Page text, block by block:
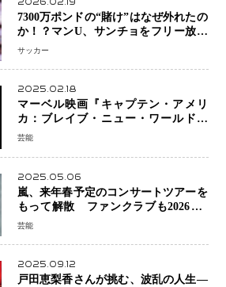
7300万ポンドの“賭け”はなぜ外れたの
か！？マンU、サンチョをフリー放出
へ・・・補強戦略の転換点に
サッカー
2025.02.18
マーベル映画『キャプテン・アメリ
カ：ブレイブ・ニュー・ワールド』
新ブラック・ウィドウ役のシラ・ハー
芸能
2025.05.06
嵐、来年春予定のコンサートツアーを
もって解散 ファンクラブも2026年5
月末で活動終了
芸能
2025.09.12
戸田恵梨香さんが挑む、波乱の人生―